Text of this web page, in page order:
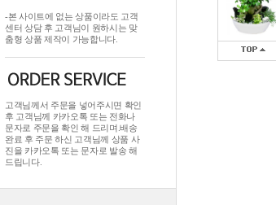
-본 사이트에 없는 상품이라도 고객
센터 상담 후 고객님이 원하시는 맞
춤형 상품 제작이 가능합니다.
고객님께서 주문을 넣어주시면 확인
후 고객님께 카카오톡 또는 전화나
문자로 주문을 확인 해 드리며.배송
완료 후 주문 하신 고객님께 상품 사
진을 카카오톡 또는 문자로 발송 해
드립니다.